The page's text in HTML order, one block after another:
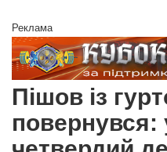
Реклама
Пішов із
повернувся: